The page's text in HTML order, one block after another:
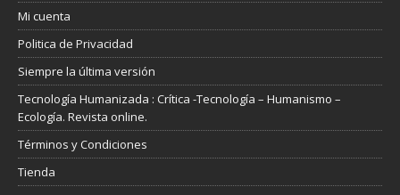
Mi cuenta
Politica de Privacidad
Siempre la última versión
Tecnología Humanizada : Crítica -Tecnología – Humanismo –
Ecología. Revista online.
Términos y Condiciones
Tienda